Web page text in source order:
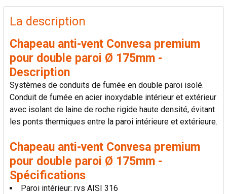
PRODUITS
FRÉQUEMMENT
ACHETÉS
TOUT
SÉLECTIONNER
AJOUTER
LA
SÉLECTION
AU PANIER
La description
Chapeau anti-vent Convesa premium
pour double paroi Ø 175mm -
Description
Systèmes de conduits de fumée en double paroi isolé.
Conduit de fumée en acier inoxydable intérieur et extérieur
avec isolant de laine de roche rigide haute densité, évitant
les ponts thermiques entre la paroi intérieure et extérieure.
Chapeau anti-vent Convesa premium
pour double paroi Ø 175mm -
Spécifications
Paroi intérieur: rvs AISI 316